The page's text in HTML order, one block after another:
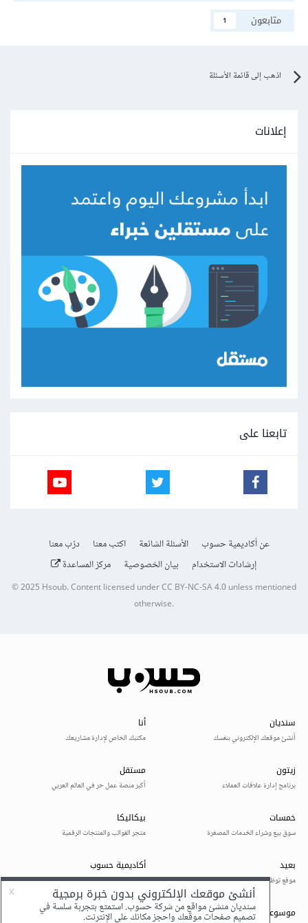
متابعون
1
اذهب إلى قائمة الأسئلة
إعلانات
تابعنا على
عن أكاديمية حسوب الأسئلة الشائعة اكتب معنا
درّب معنا
إرشادات الاستخدام
بيان الخصوصية مركز المساعدة
© 2025Hsoub.Content licensed underCC BY-NC-SA 4.0unless mentioned
otherwise.